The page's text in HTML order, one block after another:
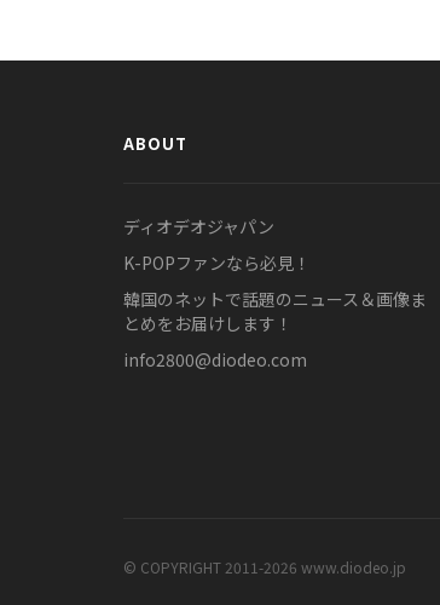
ABOUT
ディオデオジャパン
K-POPファンなら必見！
韓国のネットで話題のニュース＆画像ま
とめをお届けします！
info2800@diodeo.com
© COPYRIGHT 2011-2026 www.diodeo.jp